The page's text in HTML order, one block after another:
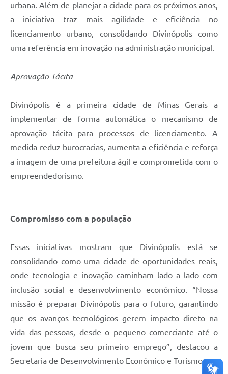
urbana. Além de planejar a cidade para os próximos anos,
a iniciativa traz mais agilidade e eficiência no
licenciamento urbano, consolidando Divinópolis como
uma referência em inovação na administração municipal.
Aprovação Tácita
Divinópolis é a primeira cidade de Minas Gerais a
implementar de forma automática o mecanismo de
aprovação tácita para processos de licenciamento. A
medida reduz burocracias, aumenta a eficiência e reforça
a imagem de uma prefeitura ágil e comprometida com o
empreendedorismo.
Compromisso com a população
Essas iniciativas mostram que Divinópolis está se
consolidando como uma cidade de oportunidades reais,
onde tecnologia e inovação caminham lado a lado com
inclusão social e desenvolvimento econômico. “Nossa
missão é preparar Divinópolis para o futuro, garantindo
que os avanços tecnológicos gerem impacto direto na
vida das pessoas, desde o pequeno comerciante até o
jovem que busca seu primeiro emprego”, destacou a
Secretaria de Desenvolvimento Econômico e Turismo.